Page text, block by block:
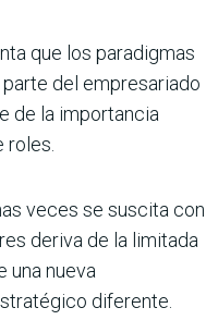
que los paradigmas
parte del empresariado
de la importancia
veces se suscita con
deriva de la limitada
una nueva
diferente.